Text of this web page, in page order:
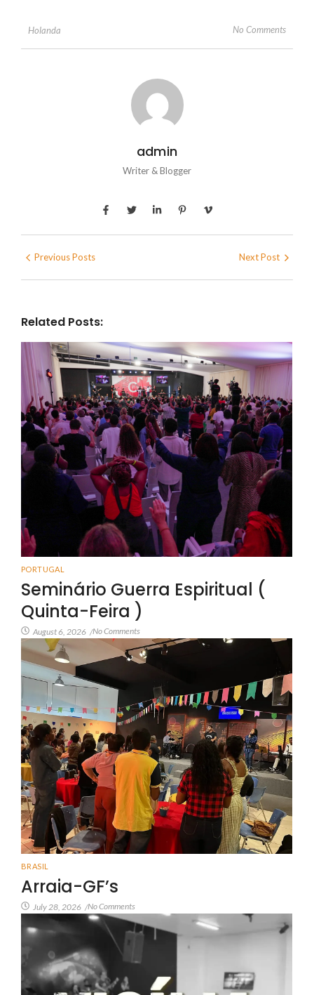
Holanda No Comments
admin
Writer & Blogger
Previous Posts Next Post
Related Posts:
PORTUGAL
Seminário Guerra Espiritual (
Quinta-Feira )
August 6, 2026 /No Comments
BRASIL
Arraia-GF’s
July 28, 2026 /No Comments